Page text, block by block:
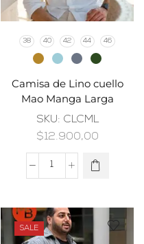
38 40 42 44 46
Camisa de Lino cuello
Mao Manga Larga
SKU: CLCML
$12.900,00
SALE